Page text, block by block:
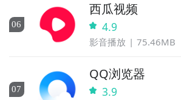
06
西瓜视频
4.9
影音播放 75.46MB
07
QQ浏览器
3.9